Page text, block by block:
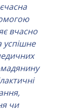
вчасно
успішне
чи